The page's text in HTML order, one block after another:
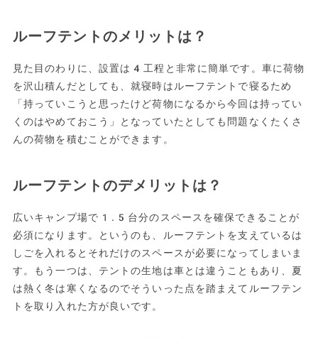
ルーフテントのメリットは？
見た目のわりに、設置は4工程と非常に簡単です。車に荷物
を沢山積んだとしても、就寝時はルーフテントで寝るため
「持っていこうと思ったけど荷物になるから今回は持ってい
くのはやめておこう」となっていたとしても問題なくたくさ
んの荷物を積むことができます。
ルーフテントのデメリットは？
広いキャンプ場で1.5台分のスペースを確保できることが
必須になります。というのも、ルーフテントを支えているは
しごを入れるとそれだけのスペースが必要になってしまいま
す。もう一つは、テントの生地は車とは違うこともあり、夏
は熱く冬は寒くなるのでそういった点を踏まえてルーフテン
トを取り入れた方が良いです。